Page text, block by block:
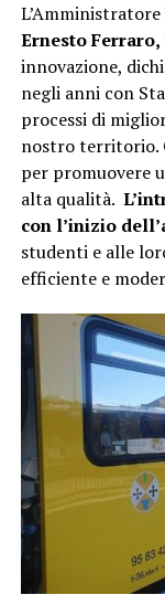
Ernesto Ferraro,
innovazione,
negli anni con
processi di
nostro territorio.
per promuovere
alta qualità.
con l’inizio
studenti e alle
efficiente e